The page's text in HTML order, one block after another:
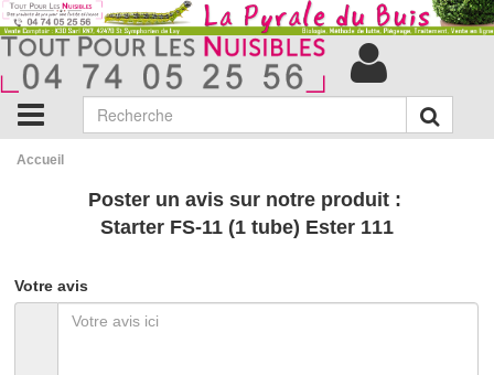
Accueil
Poster un avis sur notre produit :
Starter FS-11 (1 tube) Ester 111
Votre avis